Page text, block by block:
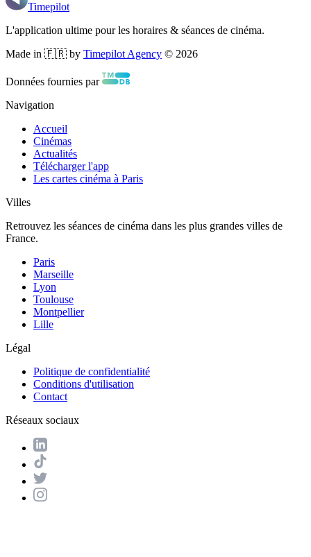
Timepilot
L'application ultime pour les horaires & séances de cinéma.
Made in 🇫🇷 by Timepilot Agency © 2026
Données fournies par
Navigation
Accueil
Cinémas
Actualités
Télécharger l'app
Les cartes cinéma à Paris
Villes
Retrouvez les séances de cinéma dans les plus grandes villes de
France.
Paris
Marseille
Lyon
Toulouse
Montpellier
Lille
Légal
Politique de confidentialité
Conditions d'utilisation
Contact
Réseaux sociaux